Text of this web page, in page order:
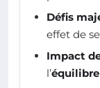
Défis
effet de
Impact
l’